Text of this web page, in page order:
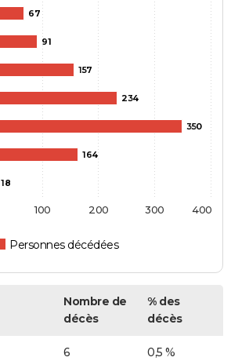
67
91
157
234
350
164
18
Personnes décédées
100 200 300 400
Nombre de
décès
% des
décès
6 0,5 %